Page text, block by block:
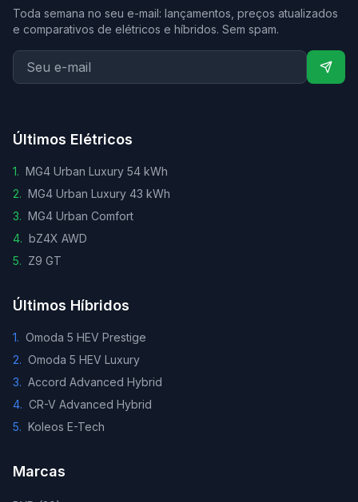
Toda semana no seu e-mail: lançamentos, preços atualizados
e comparativos de elétricos e híbridos. Sem spam.
Últimos Elétricos
1. MG4 Urban Luxury 54 kWh
2. MG4 Urban Luxury 43 kWh
3. MG4 Urban Comfort
4. bZ4X AWD
5. Z9 GT
Últimos Híbridos
1. Omoda 5 HEV Prestige
2. Omoda 5 HEV Luxury
3. Accord Advanced Hybrid
4. CR-V Advanced Hybrid
5. Koleos E-Tech
Marcas